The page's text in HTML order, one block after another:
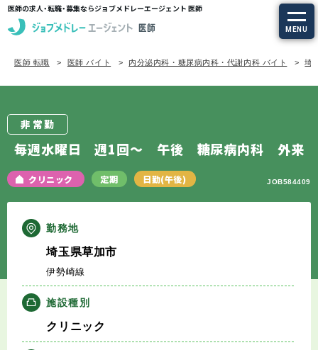
医師の求人・転職・募集ならジョブメドレーエージェント 医師
MENU
求人を探す
定期非常勤の求人
特集から探す
エージェントサービス
エージェントサービスTOP
サービスの流れ
キャリアアドバイザー紹介
医師 転職 医師 バイト 内分泌内科・糖尿病内科・代謝内科 バイト 埼
非常勤
毎週水曜日 週1回～ 午後 糖尿病内科 外来
クリニック 定期 日勤(午後) JOB584409
勤務地
埼玉県草加市
伊勢崎線
施設種別
クリニック